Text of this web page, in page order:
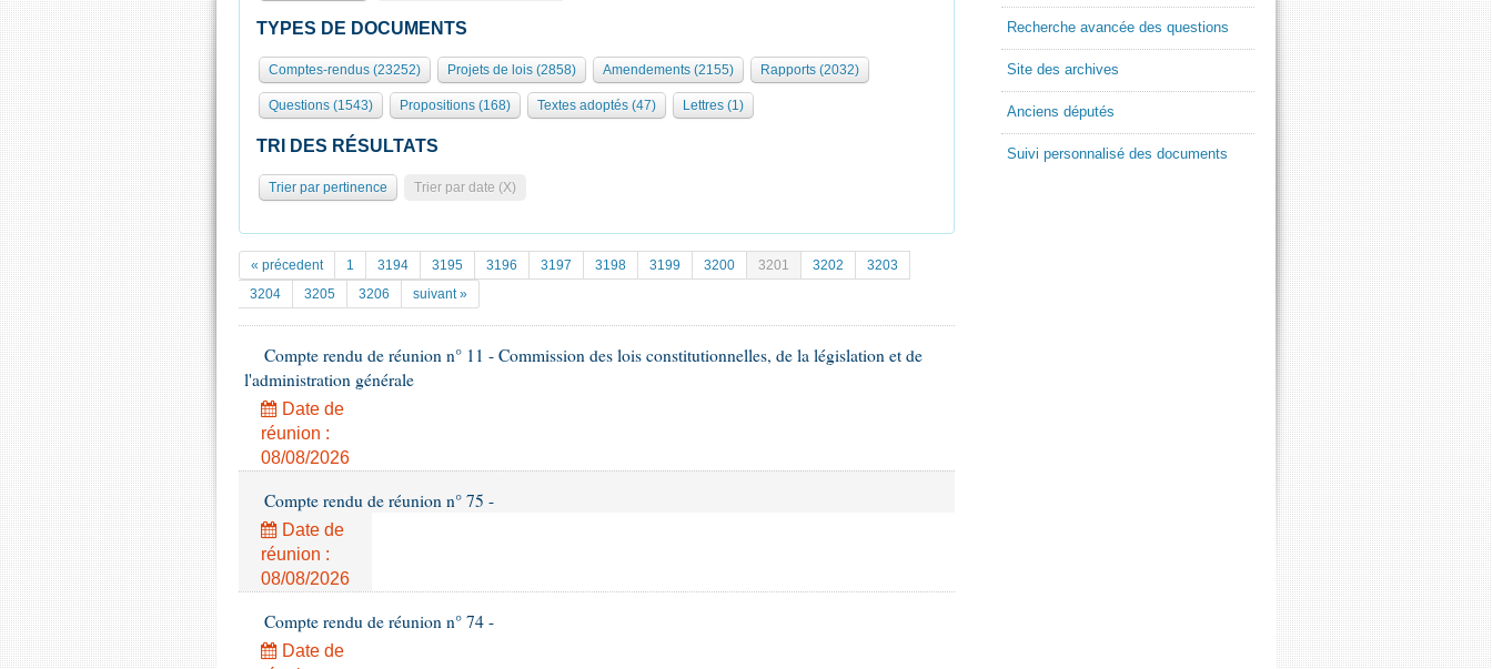
TYPES DE DOCUMENTS
Comptes-rendus (23252) Projets de lois (2858) Amendements (2155) Rapports (2032)
Questions (1543) Propositions (168) Textes adoptés (47) Lettres (1)
TRI DES RÉSULTATS
Trier par pertinence Trier par date (X)
« précedent 1 3194 3195 3196 3197 3198 3199 3200 3201 3202
3203
3204
3205 3206 suivant »
Compte rendu de réunion n° 11 - Commission des lois constitutionnelles, de la législation et de
l'administration générale
Date de
réunion :
08/08/2026
Compte rendu de réunion n° 75 -
Date de
réunion :
08/08/2026
Compte rendu de réunion n° 74 -
Date de
Recherche avancée des questions
Site des archives
Anciens députés
Suivi personnalisé des documents